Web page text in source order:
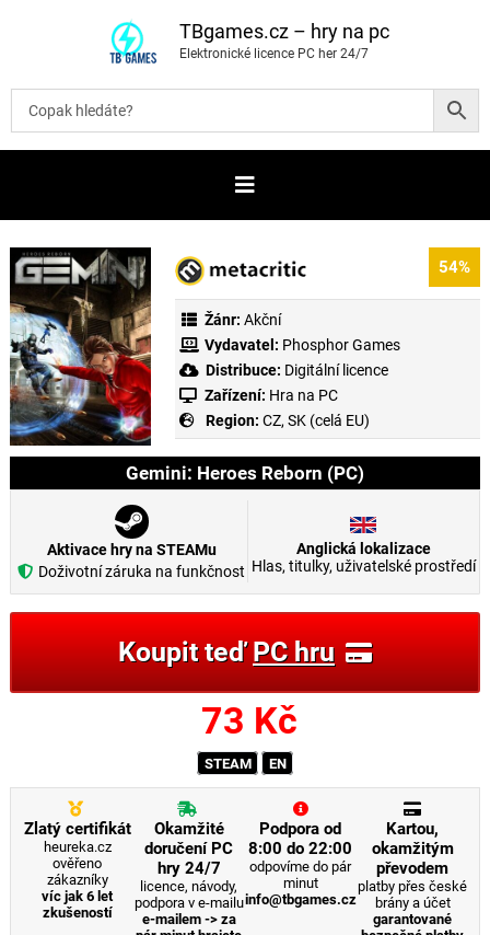
t
b
TBgames.cz – hry na pc
Elektronické licence PC her 24/7
54%
Žánr: Akční
Vydavatel: Phosphor Games
Distribuce: Digitální licence
Zařízení: Hra na PC
Region: CZ, SK (celá EU)
Gemini: Heroes Reborn (PC)
Aktivace hry na STEAMu
Doživotní záruka na funkčnost
Anglická lokalizace
Hlas, titulky, uživatelské prostředí
Koupit teďPC hru
73 Kč
STEAM EN
Zlatý certifikát
heureka.cz
ověřeno
zákazníky
víc jak 6 let
zkušeností
Okamžité
doručení PC
hry 24/7
licence, návody,
podpora v e-mailu
e-mailem -> za
Podpora od
8:00 do 22:00
odpovíme do pár
minut
info@tbgames.cz
Kartou,
okamžitým
převodem
platby přes české
brány a účet
garantované